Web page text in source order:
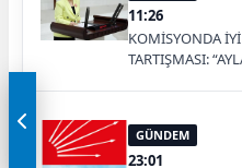
11:26
KOMİSYONDA
TARTIŞMASI:
GÜNDEM
23:01